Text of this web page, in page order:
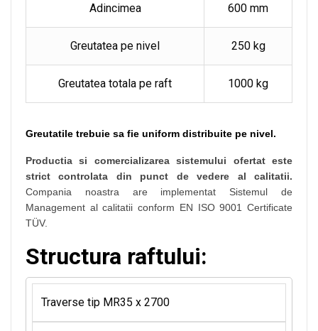
Adincimea 600 mm
Greutatea pe nivel 250 kg
Greutatea totala pe raft 1000 kg
Greutatile trebuie sa fie uniform distribuite pe nivel.
Productia si comercializarea sistemului ofertat este
strict controlata din punct de vedere al calitatii.
Compania noastra are implementat Sistemul de
Management al calitatii conform EN ISO 9001 Certificate
TÜV.
Structura raftului:
Traverse tip MR35 x 2700